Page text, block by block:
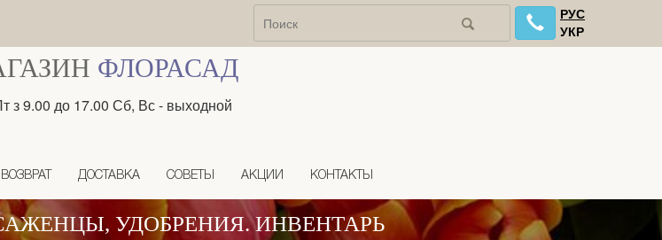
РУС
УКР
ФЛОРАСАД
з 9.00 до 17.00 Сб, Вс - выходной
ДОСТАВКА СОВЕТЫ АКЦИИ КОНТАКТЫ
УДОБРЕНИЯ. ИНВЕНТАРЬ